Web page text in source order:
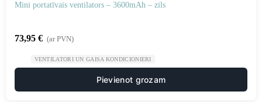
Mini portatīvais ventilators – 3600mAh – zils
73,95 € (ar PVN)
VENTILATORI UN GAISA KONDICIONIERI
Pievienot grozam